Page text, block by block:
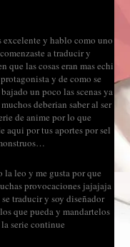
excelente y hablo como uno
a traducir y
que las cosas eran mas echi
y de como se
un poco las scenas ya
deberian saber al ser
de anime por lo que
aqui por tus aportes por sel
la leo y me gusta por que
provocaciones jajajaja
traducir y soy diseñador
que pueda y mandartelos
serie continue